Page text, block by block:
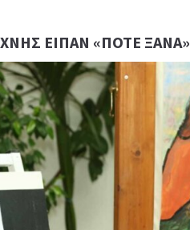
ΕΊΠΑΝ «ΠΟΤΈ ΞΑΝΆ»